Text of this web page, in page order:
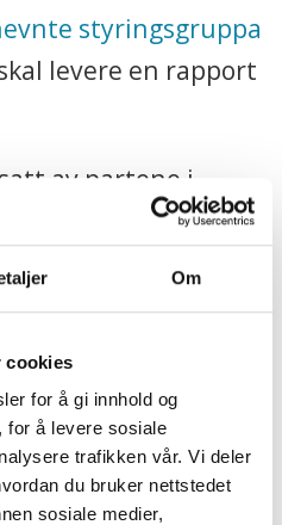
Om
cookies
for å gi innhold og
for å levere sosiale
trafikken vår. Vi deler
du bruker nettstedet
sosiale medier,
styringsgruppa
levere en rapport
av partene i
til eksperter på
arbeidsgiver- og
godt